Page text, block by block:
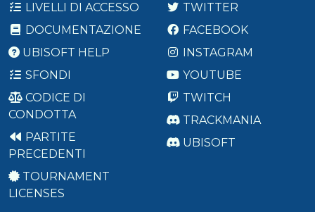
LIVELLI DI ACCESSO
DOCUMENTAZIONE
UBISOFT HELP
SFONDI
CODICE DI
CONDOTTA
PARTITE
PRECEDENTI
TOURNAMENT
LICENSES
TWITTER
FACEBOOK
INSTAGRAM
YOUTUBE
TWITCH
TRACKMANIA
UBISOFT